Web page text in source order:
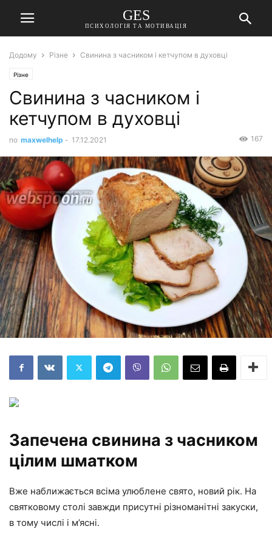
GES
ПСИХОЛОГІЯ ТА МОТИВАЦІЯ
Додому Різне Свинина з часником і кетчупом в духовці
Різне
Свинина з часником і
кетчупом в духовці
по maxwelhelp - 17.12.2021 167
Запечена свинина з часником
цілим шматком
Вже наближається всіма улюблене свято, новий рік. На
святковому столі завжди присутні різноманітні закуски,
в тому числі і м’ясні.